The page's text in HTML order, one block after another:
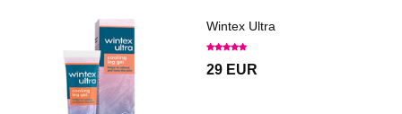
Wintex Ultra
29 EUR